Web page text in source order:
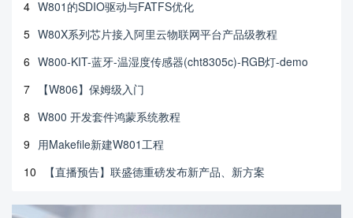
4 W801的SDIO驱动与FATFS优化
5 W80X系列芯片接入阿里云物联网平台产品级教程
6 W800-KIT-蓝牙-温湿度传感器(cht8305c)-RGB灯-demo
7
【W806】保姆级入门
8 W800 开发套件鸿蒙系统教程
9 用Makefile新建W801工程
10
【直播预告】联盛德重磅发布新产品、新方案